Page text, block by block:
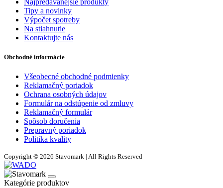
Tipy a novinky
Výpočet spotreby
Na stiahnutie
Kontaktujte nás
Obchodné informácie
Všeobecné obchodné podmienky
Reklamačný poriadok
Ochrana osobných údajov
Formulár na odstúpenie od zmluvy
Reklamačný formulár
Spôsob doručenia
Prepravný poriadok
Politika kvality
Copyright © 2026 Stavomark | All Rights Reserved
Kategórie produktov